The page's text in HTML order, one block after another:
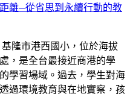
離─從省思到永續行動的教
隆市港西國小，位於海拔
，是全台最接近商港的學
學習場域。過去，學生對海
過環境教育與在地實察，孩